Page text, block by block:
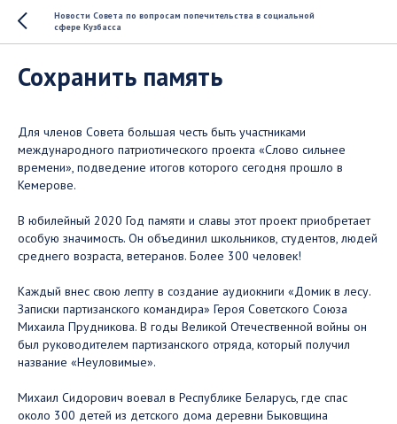
Новости Совета по вопросам попечительства в социальной
сфере Кузбасса
Сохранить память
Для членов Совета большая честь быть участниками
международного патриотического проекта «Слово сильнее
времени», подведение итогов которого сегодня прошло в
Кемерове.
В юбилейный 2020 Год памяти и славы этот проект приобретает
особую значимость. Он объединил школьников, студентов, людей
среднего возраста, ветеранов. Более 300 человек!
Каждый внес свою лепту в создание аудиокниги «Домик в лесу.
Записки партизанского командира» Героя Советского Союза
Михаила Прудникова. В годы Великой Отечественной войны он
был руководителем партизанского отряда, который получил
название «Неуловимые».
Михаил Сидорович воевал в Республике Беларусь, где спас
около 300 детей из детского дома деревни Быковщина